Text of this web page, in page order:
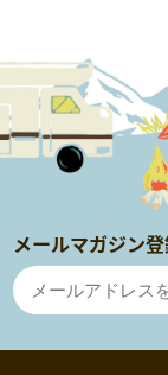
メールマガジン